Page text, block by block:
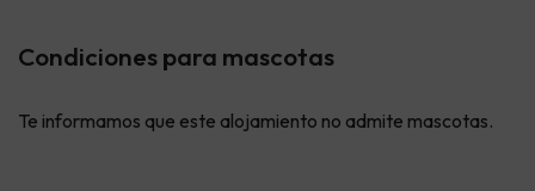
Condiciones para mascotas
Te informamos que este alojamiento no admite mascotas.